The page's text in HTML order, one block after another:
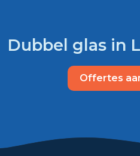
Dubbel glas in
Offertes